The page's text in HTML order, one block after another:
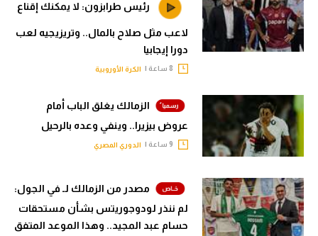
رئيس طرابزون: لا يمكنك إقناع
لاعب مثل صلاح بالمال.. وتريزيجيه لعب
دورا إيجابيا
الكرة الأوروبية
الزمالك يغلق الباب أمام
عروض بيزيرا.. وينفي وعده بالرحيل
الدوري المصري
مصدر من الزمالك لـ في الجول:
لم ننذر لودوجوريتس بشأن مستحقات
حسام عبد المجيد.. وهذا الموعد المتفق